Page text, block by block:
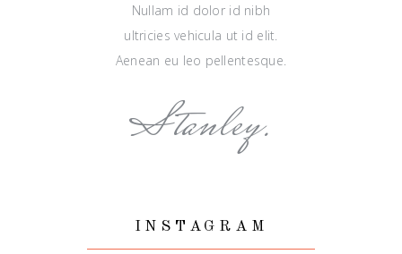
Nullam id dolor id nibh
ultricies vehicula ut id elit.
Aenean eu leo pellentesque.
Stanley.
INSTAGRAM